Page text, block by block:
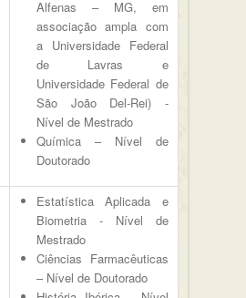
Alfenas – MG, em
associação ampla com
a Universidade Federal
de Lavras e
Universidade Federal de
São João Del-Rei) -
Nível de Mestrado
Química – Nível de
Doutorado
Estatística Aplicada e
Biometria - Nível de
Mestrado
Ciências Farmacêuticas
– Nível de Doutorado